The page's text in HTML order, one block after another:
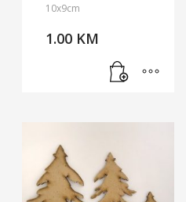
10x9cm
1.00 KM